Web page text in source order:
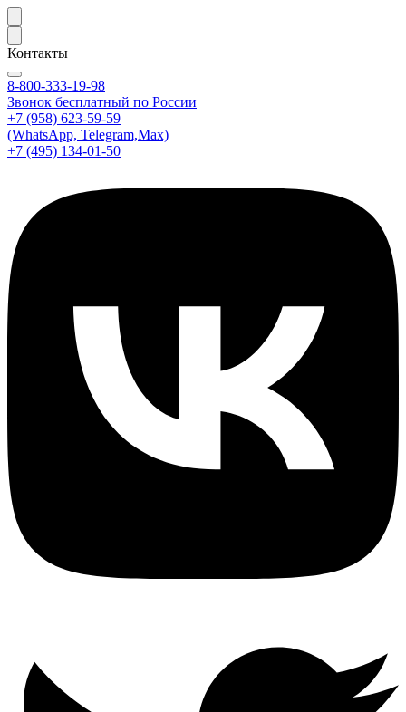
Контакты
8-800-333-19-98
Звонок бесплатный по России
+7 (958) 623-59-59
(WhatsApp, Telegram,Max)
+7 (495) 134-01-50